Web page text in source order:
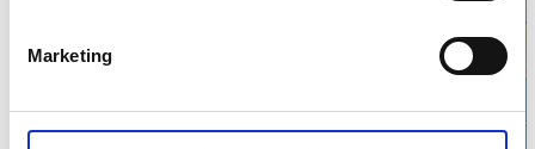
Marketing
Klicka för att visa